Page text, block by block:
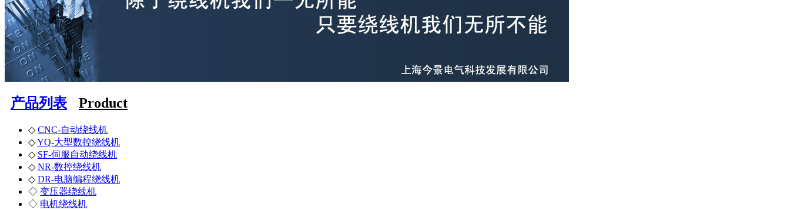
产品列表 Product
◇ CNC-自动绕线机
◇YQ-大型数控绕线机
◇ SF-伺服自动绕线机
◇ NR-数控绕线机
◇ DR-电脑编程绕线机
◇ 变压器绕线机
◇ 电机绕线机